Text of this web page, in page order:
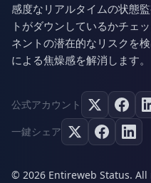
感度なリアルタイムの状態
トがダウンしているかチェ
ネントの潜在的なリスクを
による焦燥感を解消します。
公式アカウント
一鍵シェア
© 2026 Entireweb Status.